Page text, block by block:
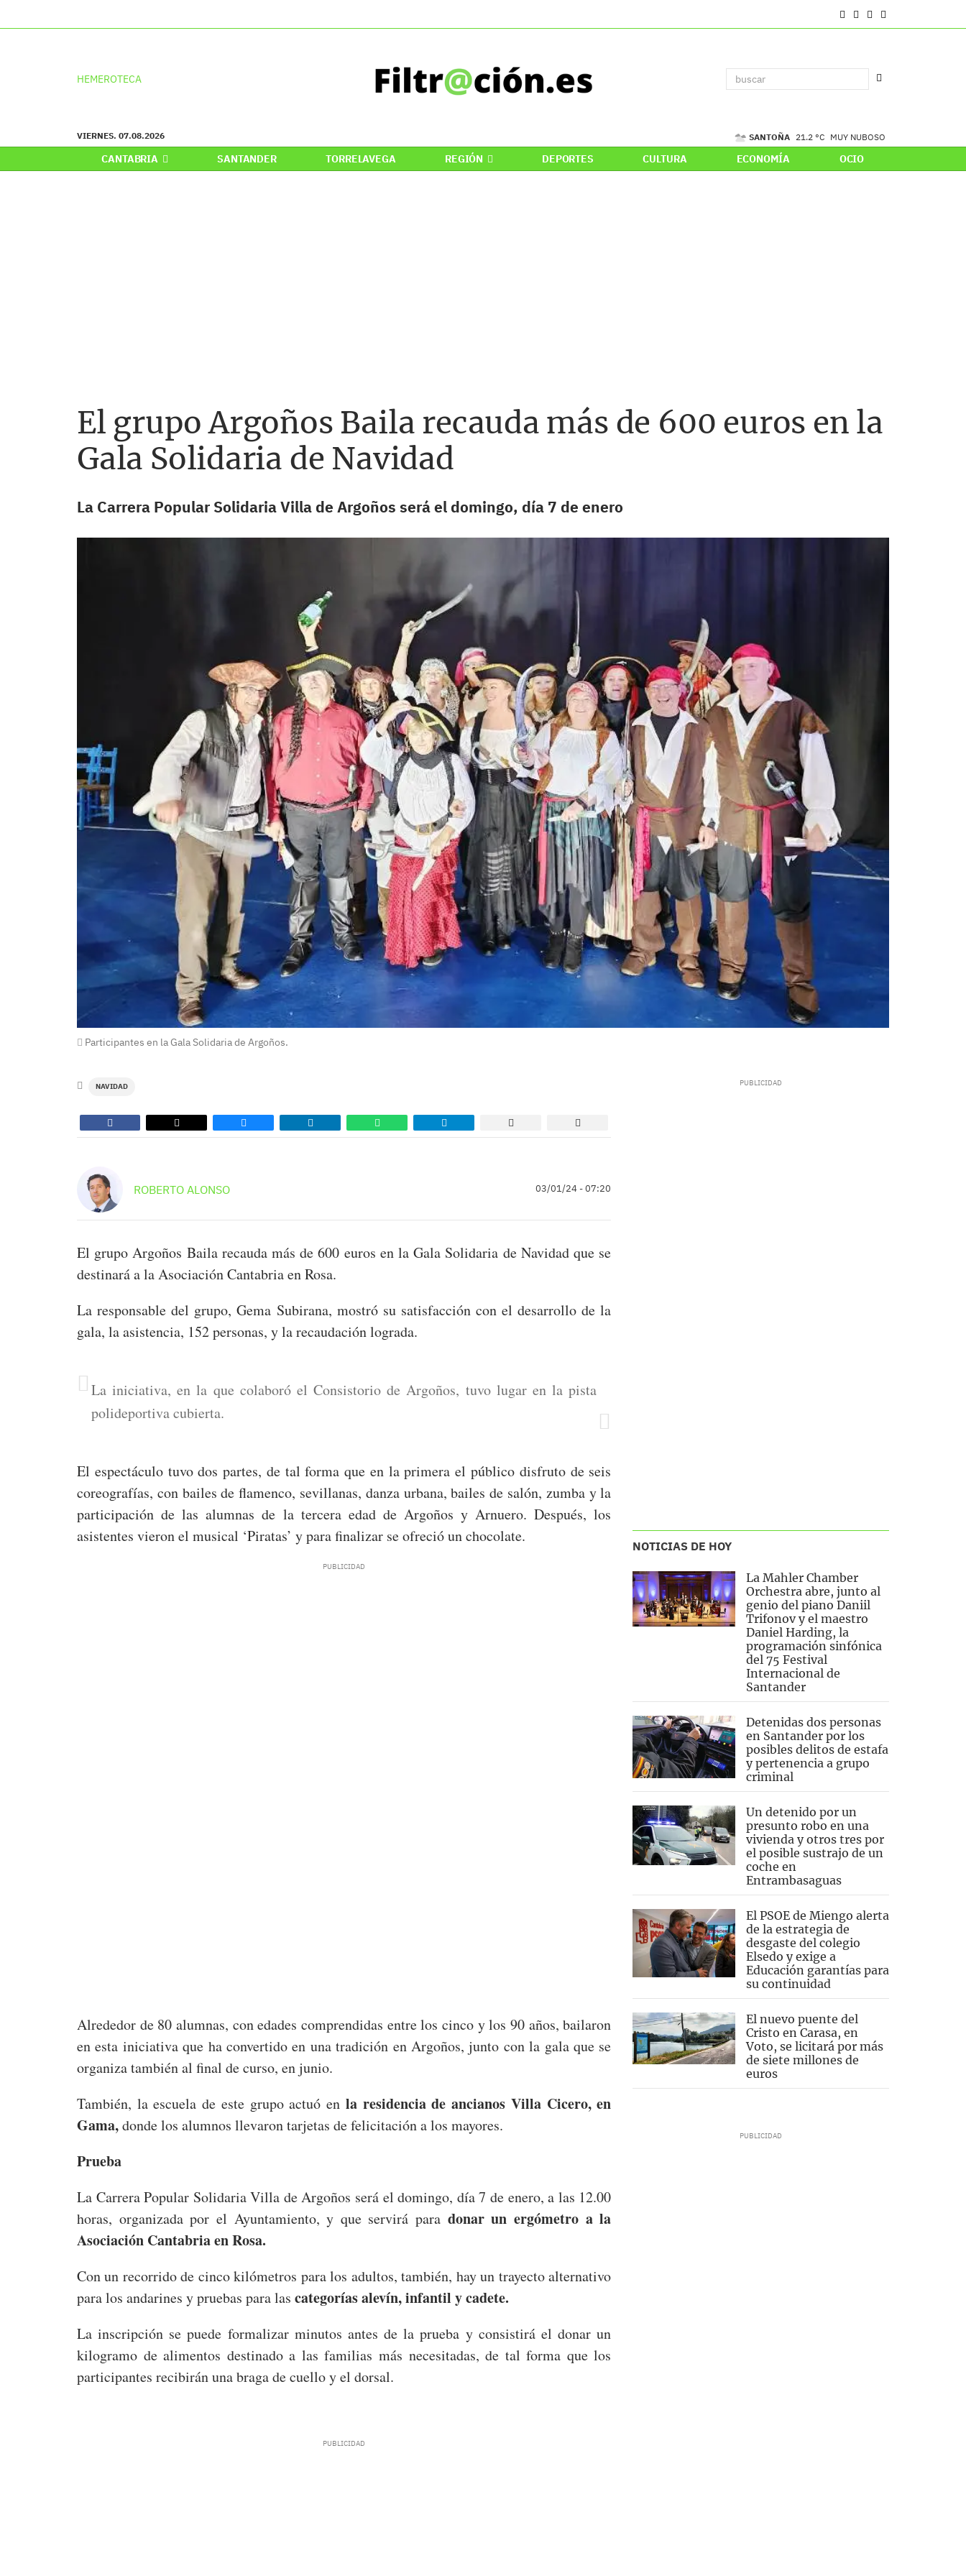
HEMEROTECA
VIERNES. 07.08.2026 SANTOÑA 21.2 °C MUY NUBOSO
CANTABRIA SANTANDER TORRELAVEGA REGIÓN DEPORTES CULTURA ECONOMÍA OCIO
El grupo Argoños Baila recauda más de 600 euros en la
Gala Solidaria de Navidad
La Carrera Popular Solidaria Villa de Argoños será el domingo, día 7 de enero
Participantes en la Gala Solidaria de Argoños.
NAVIDAD
ROBERTO ALONSO 03/01/24 - 07:20
El grupo Argoños Baila recauda más de 600 euros en la Gala Solidaria de Navidad que se
destinará a la Asociación Cantabria en Rosa.
La responsable del grupo, Gema Subirana, mostró su satisfacción con el desarrollo de la
gala, la asistencia, 152 personas, y la recaudación lograda.
La iniciativa, en la que colaboró el Consistorio de Argoños, tuvo lugar en la pista
polideportiva cubierta.
El espectáculo tuvo dos partes, de tal forma que en la primera el público disfruto de seis
coreografías, con bailes de flamenco, sevillanas, danza urbana, bailes de salón, zumba y la
participación de las alumnas de la tercera edad de Argoños y Arnuero. Después, los
asistentes vieron el musical ‘Piratas’ y para finalizar se ofreció un chocolate.
Alrededor de 80 alumnas, con edades comprendidas entre los cinco y los 90 años, bailaron
en esta iniciativa que ha convertido en una tradición en Argoños, junto con la gala que se
organiza también al final de curso, en junio.
También, la escuela de este grupo actuó en la residencia de ancianos Villa Cicero, en
Gama,donde los alumnos llevaron tarjetas de felicitación a los mayores.
Prueba
La Carrera Popular Solidaria Villa de Argoños será el domingo, día 7 de enero, a las 12.00
horas, organizada por el Ayuntamiento, y que servirá para donar un ergómetro a la
Asociación Cantabria en Rosa.
Con un recorrido de cinco kilómetros para los adultos, también, hay un trayecto alternativo
para los andarines y pruebas para las categorías alevín, infantil y cadete.
La inscripción se puede formalizar minutos antes de la prueba y consistirá el donar un
kilogramo de alimentos destinado a las familias más necesitadas, de tal forma que los
participantes recibirán una braga de cuello y el dorsal.
NOTICIAS DE HOY
La Mahler Chamber
Orchestra abre, junto al
genio del piano Daniil
Trifonov y el maestro
Daniel Harding, la
programación sinfónica
del 75 Festival
Internacional de
Santander
Detenidas dos personas
en Santander por los
posibles delitos de estafa
y pertenencia a grupo
criminal
Un detenido por un
presunto robo en una
vivienda y otros tres por
el posible sustrajo de un
coche en
Entrambasaguas
El PSOE de Miengo alerta
de la estrategia de
desgaste del colegio
Elsedo y exige a
Educación garantías para
su continuidad
El nuevo puente del
Cristo en Carasa, en
Voto, se licitará por más
de siete millones de
euros